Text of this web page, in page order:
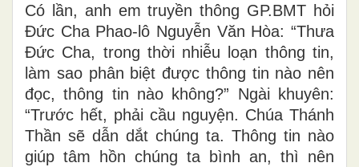
Có lần, anh em truyền thông GP.BMT hỏi
Đức Cha Phao-lô Nguyễn Văn Hòa: “Thưa
Đức Cha, trong thời nhiễu loạn thông tin,
làm sao phân biệt được thông tin nào nên
đọc, thông tin nào không?” Ngài khuyên:
“Trước hết, phải cầu nguyện. Chúa Thánh
Thần sẽ dẫn dắt chúng ta. Thông tin nào
giúp tâm hồn chúng ta bình an, thì nên